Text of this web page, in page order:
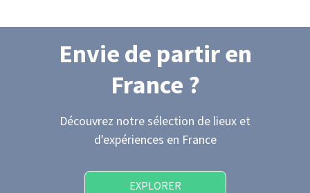
Envie de partiren
France ?
Découvrez notre sélection de lieux et
d'expériences en France
EXPLORER